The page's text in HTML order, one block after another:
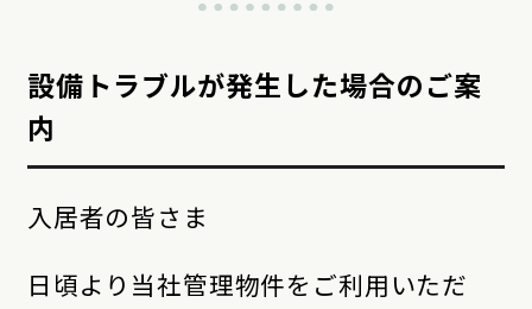
設備トラブルが発生した場合のご案
内
入居者の皆さま
日頃より当社管理物件をご利用いただ